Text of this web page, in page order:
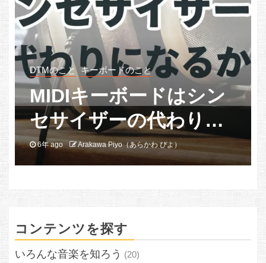
音楽イベント・ニュース
【2021/3/10更新】ライ
ブ配信カレンダー＆映
像アーカイブ情報
6年 ago BB! 編集部
コンテンツを探す
いろんな音楽を知ろう (20)